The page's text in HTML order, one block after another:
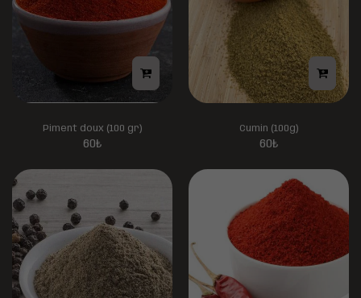
Piment doux (100 gr)
60₺
Cumin (100g)
60₺